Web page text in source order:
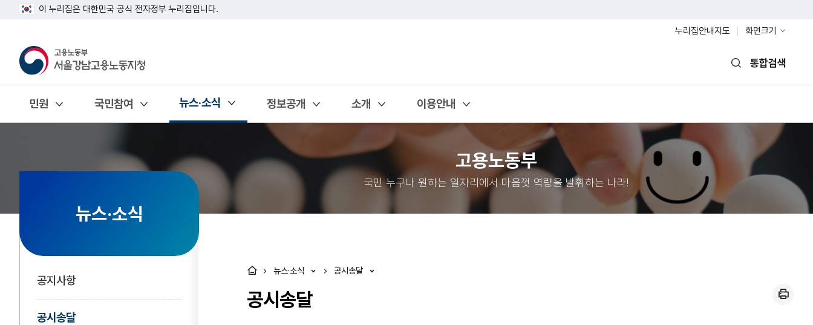
이 누리집은 대한민국 공식 전자정부 누리집입니다.
누리집안내지도
화면크기
통합검색
민원
열기
국민참여
열기
뉴스·소식
열기 정보공개
열기
소개
열기
이용안내
열기
고용노동부
국민 누구나 원하는 일자리에서 마음껏 역량을 발휘하는 나라!
뉴스·소식
공지사항
공시송달
공시송달
뉴스·소식 공시송달